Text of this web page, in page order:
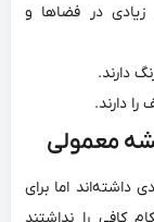
زیادی در فضاها و
دارند.
دارند.
معمولی
داشته‌اند اما برای
کافی را نداشتند